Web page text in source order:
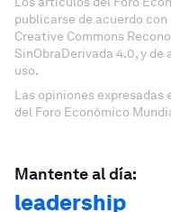
publicarse de acuerdo
Creative Commons
SinObraDerivada 4.0, y
uso.
Las opiniones expresadas
del Foro Económico
Mantente al día:
leadership